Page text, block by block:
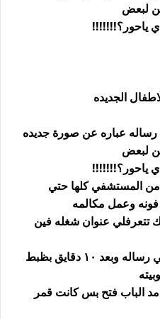
لبعض
ياحور؟!!!!!!!
الجديده
عباره عن صورة جديده
لبعض
ياحور؟!!!!!!!
المستشفي كلها حتي
وعمل مكالمه
تتعرفلي عنوان شغله فين
قفل السكه وبعتله اسم سليم في رساله وبعد ١٠ دقايق بظبط
الباب فتح بس كانت قمر